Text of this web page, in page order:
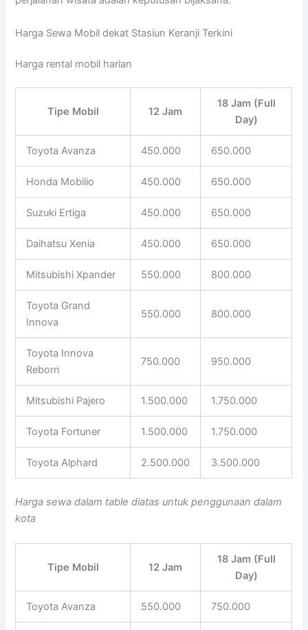
Harga Sewa Mobil dekat Stasiun Keranji Terkini
Harga rental mobil harian
Tipe Mobil 12 Jam
18 Jam (Full
Day)
Toyota Avanza 450.000 650.000
Honda Mobilio 450.000 650.000
Suzuki Ertiga 450.000 650.000
Daihatsu Xenia 450.000 650.000
Mitsubishi Xpander 550.000 800.000
Toyota Grand
Innova
550.000 800.000
Toyota Innova
Reborn
750.000 950.000
Mitsubishi Pajero 1.500.000 1.750.000
Toyota Fortuner 1.500.000 1.750.000
Toyota Alphard 2.500.000 3.500.000
Harga sewa dalam table diatas untuk penggunaan dalam
kota
Tipe Mobil 12 Jam
18 Jam (Full
Day)
Toyota Avanza 550.000 750.000